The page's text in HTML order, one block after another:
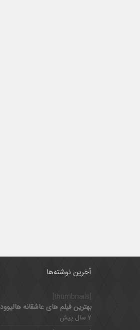
آخرین نوشته‌ها
بهترین فیلم های عاشقانه هالیوود
2 سال پیش